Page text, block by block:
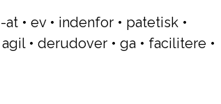
-at • ev• indenfor • patetisk •
agil• derudover • ga • facilitere •